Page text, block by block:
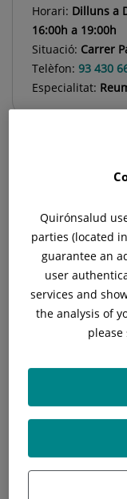
Horari: Dilluns a
16:00h a 19:00h
Situació: Carrer
Telèfon: 93 430
Especialitat:
Descripció
Cap de Servei
Laia
Especialistes
Quirónsalud
parties (located
guarantee an
user
services and
the analysis of
please